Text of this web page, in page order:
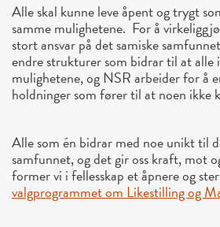
Alle skal kunne leve åpent og trygt
samme mulighetene. For å
stort ansvar på det samiske
endre strukturer som bidrar til at alle
mulighetene, og NSR arbeider for å
holdninger som fører til at noen ikke
Alle som én bidrar med noe unikt til
samfunnet, og det gir oss kraft, mot
former vi i fellesskap et åpnere og
valgprogrammet om Likestilling og